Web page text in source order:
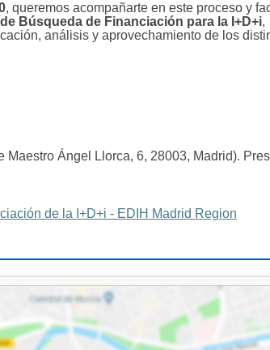
, queremos acompañarte en este proceso y
Búsqueda de Financiación para la I+D+i,
análisis y aprovechamiento de los
Ángel Llorca, 6, 28003, Madrid).
de la I+D+i - EDIH Madrid Region